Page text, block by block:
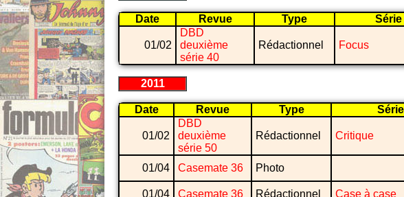
Date Revue Type Série
01/02
DBD
deuxième
série 40
Rédactionnel Focus
2011
Date Revue Type Série
01/02
DBD
deuxième
série 50
Rédactionnel Critique
01/04 Casemate 36 Photo
01/04
Casemate 36 Rédactionnel Case à case